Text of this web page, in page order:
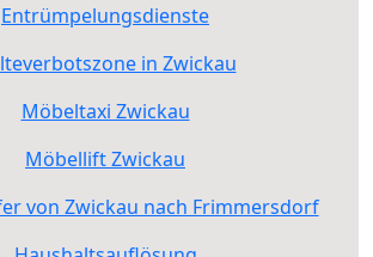
Entrümpelungsdienste
in Zwickau
Möbeltaxi Zwickau
Möbellift Zwickau
von Zwickau nach Frimmersdorf